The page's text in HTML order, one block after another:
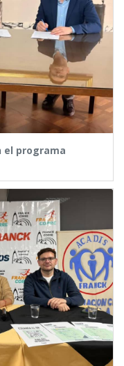
el programa